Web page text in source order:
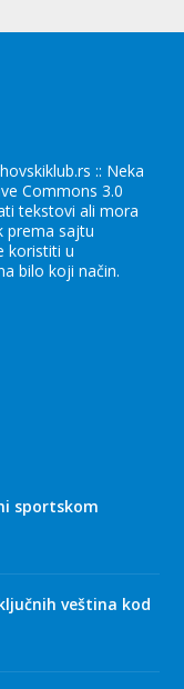
:: Neka
Commons 3.0
tekstovi ali mora
prema sajtu
koristiti u
bilo koji način.
sportskom
veština kod